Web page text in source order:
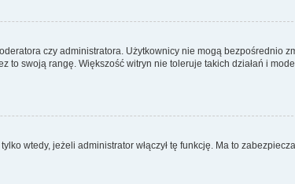
czy administratora. Użytkownicy nie mogą bezpośrednio
to swoją rangę. Większość witryn nie toleruje takich działań i
wtedy, jeżeli administrator włączył tę funkcję. Ma to